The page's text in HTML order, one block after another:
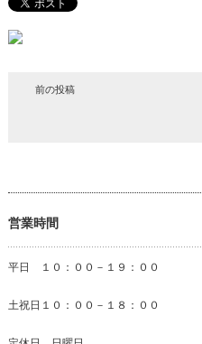
前の投稿
営業時間
平日 １０：００－１９：００
土祝日１０：００－１８：００